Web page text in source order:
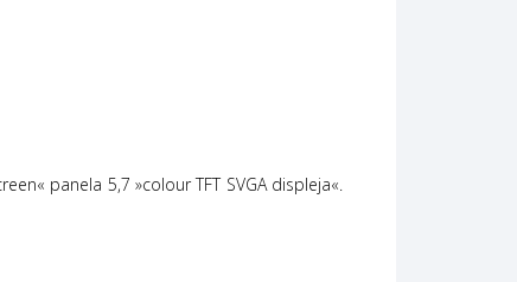
panela 5,7 »colour TFT SVGA displeja«.